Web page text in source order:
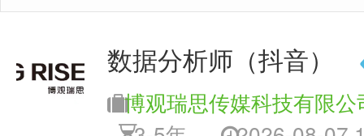
数据分析师（抖音）
博观瑞思传媒科技有限公